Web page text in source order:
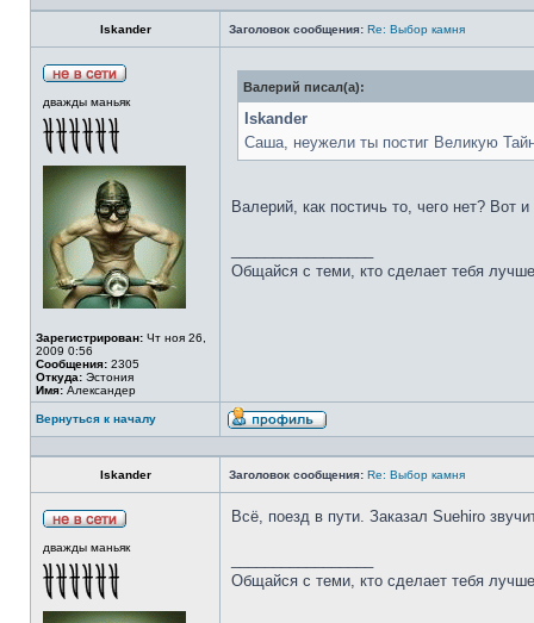
Iskander Заголовок сообщения: Re: Выбор камня
дважды маньяк
Зарегистрирован: Чт ноя 26,
2009 0:56
Сообщения: 2305
Откуда: Эстония
Имя: Александер
Валерий писал(а):
Iskander
Саша, неужели ты постиг Великую
Валерий, как постичь то, чего нет? Вот
Общайся с теми, кто сделает тебя
Вернуться к началу
Iskander Заголовок сообщения: Re: Выбор камня
дважды маньяк
Всё, поезд в пути. Заказал Suehiro
Общайся с теми, кто сделает тебя